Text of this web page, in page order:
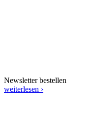
Newsletter bestellen
weiterlesen ›